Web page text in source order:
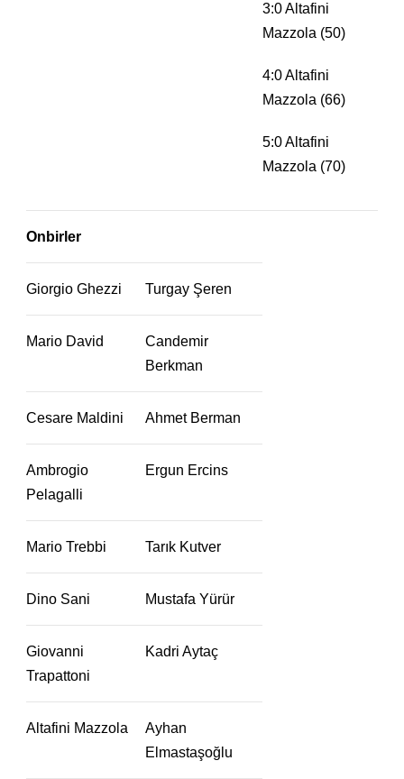
3:0 Altafini
Mazzola (50)
4:0 Altafini
Mazzola (66)
5:0 Altafini
Mazzola (70)
Onbirler
Giorgio Ghezzi Turgay Şeren
Mario David
Candemir
Berkman
Cesare Maldini Ahmet Berman
Ambrogio
Pelagalli
Ergun Ercins
Mario Trebbi Tarık Kutver
Dino Sani Mustafa Yürür
Giovanni
Trapattoni
Kadri Aytaç
Altafini Mazzola
Ayhan
Elmastaşoğlu